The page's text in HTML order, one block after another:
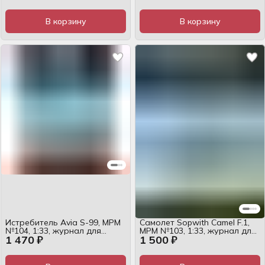
В корзину В корзину
1 470 ₽
Истребитель Avia S-99, MPM
№104, 1:33, журнал для
сборки 1 500 ₽
Самолет Sopwith Camel F.1,
MPM №103, 1:33, журнал для
сборки